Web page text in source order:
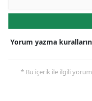
Yorum yazma
* Bu içerik ile ilgili